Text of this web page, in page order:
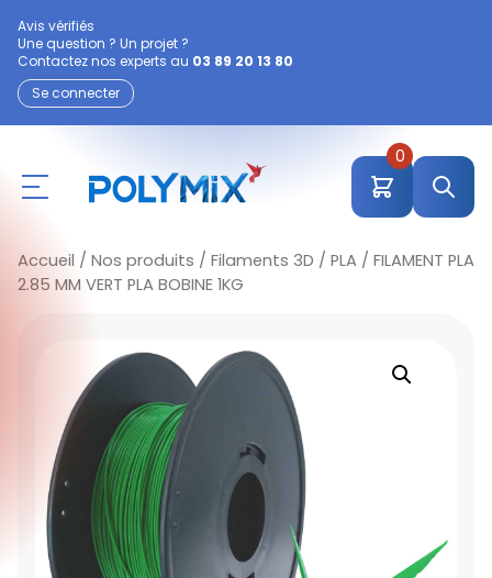
Avis vérifiés
Une question ? Un projet ?
Contactez nos experts au 03 89 20 13 80
Se connecter
0
Accueil / Nos produits / Filaments 3D / PLA / FILAMENT PLA
2.85 MM VERT PLA BOBINE 1KG